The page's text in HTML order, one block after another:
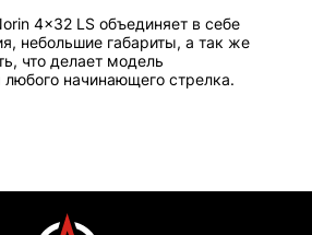
4x32 LS объединяет в себе
небольшие габариты, а так же
что делает модель
любого начинающего стрелка.